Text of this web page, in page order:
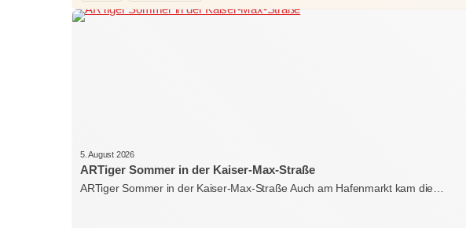
5. August 2026
ARTiger Sommer in der Kaiser-Max-Straße
ARTiger Sommer in der Kaiser-Max-Straße Auch am Hafenmarkt kam die…